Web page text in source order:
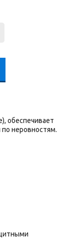
обеспечивает
неровностям.